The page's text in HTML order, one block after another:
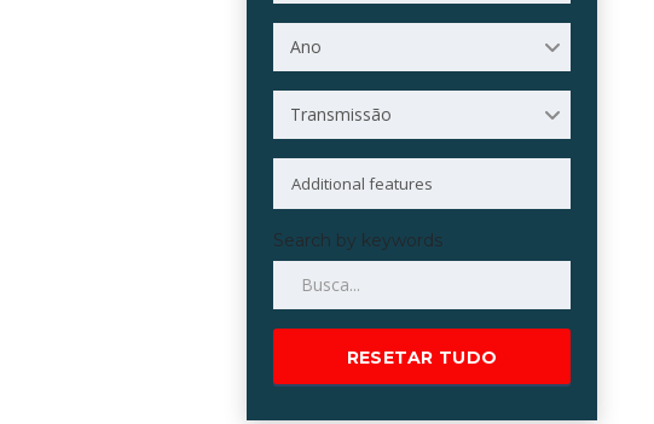
Ano
Transmissão
Search by keywords
RESETAR TUDO